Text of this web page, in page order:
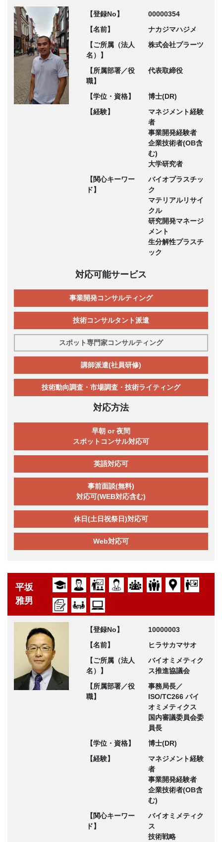
【登録No】
00000354
【名前】
ナカジマハジメ
【ご所属（法人
名）】
株式会社プラーツ
【所属部署／役
職】
代表取締役
【学位・資格】
博士(DR)
【経験】
マネジメント経験
者
事業開発経験者
企業技術者(OB含
む)
大学研究者
【関心キーワー
ド】
バイオプラスチッ
ク
マテリアルリサイ
クル
研究開発マネージ
メント
生分解性プラスチ
ック
対応可能サービス
事業開発コンサルティング
技術コンサルタント派遣
スポット専門家コンサルティング
講師派遣(社員研修)
技術動向調査・市場調査・技術ライティング
対応方法
早朝 or 夜間
スポットコンサル対応可
英語対応可
事前面談(無料)
対応可(WEB対応含む)
休日(土日祝祭日)対応可
Web対応可
平坂
雅男
【登録No】
10000003
【名前】
ヒラサカマサオ
【ご所属（法人
名）】
バイオミメティク
ス推進協議会
【所属部署／役
職】
事務局長／
ISO/TC266 バイ
オミメティクス
国内審議委員会委
員長
【学位・資格】
博士(DR)
【経験】
マネジメント経験
者
事業開発経験者
企業技術者(OB含
む)
【関心キーワー
ド】
バイオミメティク
ス
技術戦略